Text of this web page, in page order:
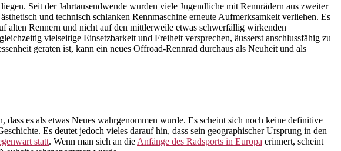
Seit der Jahrtausendwende wurden viele Jugendliche mit Rennrädern aus zweiter
und technisch schlanken Rennmaschine erneute Aufmerksamkeit verliehen. Es
alten Rennern und nicht auf den mittlerweile etwas schwerfällig wirkenden
vielseitige Einsetzbarkeit und Freiheit versprechen, äusserst anschlussfähig zu
geraten ist, kann ein neues Offroad-Rennrad durchaus als Neuheit und als
es als etwas Neues wahrgenommen wurde. Es scheint sich noch keine definitive
Es deutet jedoch vieles darauf hin, dass sein geographischer Ursprung in den
statt. Wenn man sich an die Anfänge des Radsports in Europa erinnert, scheint